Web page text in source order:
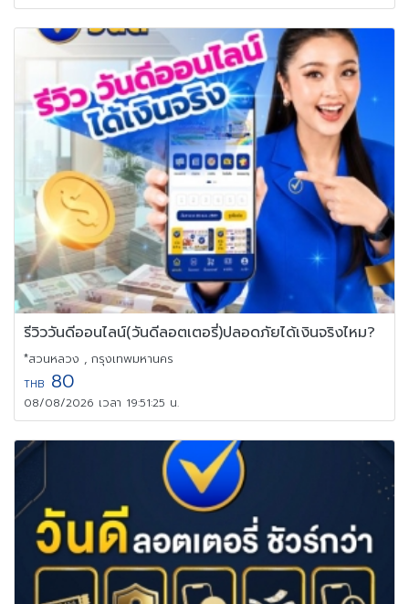
รีวิววันดีออนไลน์(วันดีลอตเตอรี่)ปลอดภัยได้เงินจริงไหม?
*สวนหลวง , กรุงเทพมหานคร
THB 80
08/08/2026 เวลา 19:51:25 น.